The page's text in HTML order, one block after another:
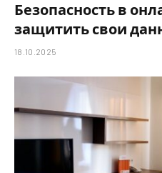
Безопасность в
защитить свои
18.10.2025